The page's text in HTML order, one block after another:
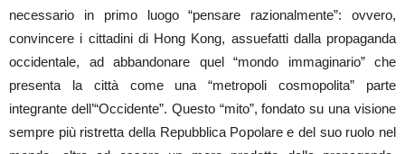
necessario in primo luogo “pensare razionalmente”: ovvero,
convincere i cittadini di Hong Kong, assuefatti dalla propaganda
occidentale, ad abbandonare quel “mondo immaginario” che
presenta la città come una “metropoli cosmopolita” parte
integrante dell’“Occidente”. Questo “mito”, fondato su una visione
sempre più ristretta della Repubblica Popolare e del suo ruolo nel